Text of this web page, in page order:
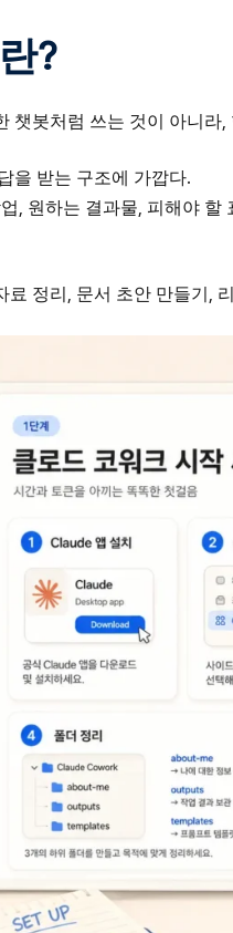
?
챗봇처럼 쓰는 것이 아니
을 받는 구조에 가깝다.
, 원하는 결과물, 피해야
료 정리, 문서 초안 만들기,